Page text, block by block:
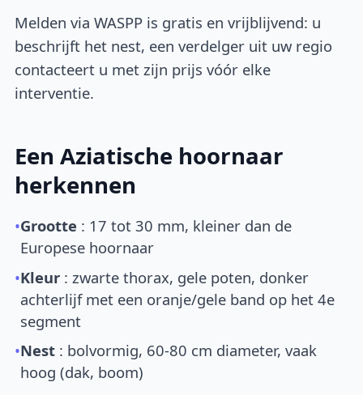
Melden via WASPP is gratis en vrijblijvend: u
beschrijft het nest, een verdelger uit uw regio
contacteert u met zijn prijs vóór elke
interventie.
Een Aziatische hoornaar
herkennen
•Grootte : 17 tot 30 mm, kleiner dan de
Europese hoornaar
•Kleur : zwarte thorax, gele poten, donker
achterlijf met een oranje/gele band op het 4e
segment
•Nest : bolvormig, 60-80 cm diameter, vaak
hoog (dak, boom)